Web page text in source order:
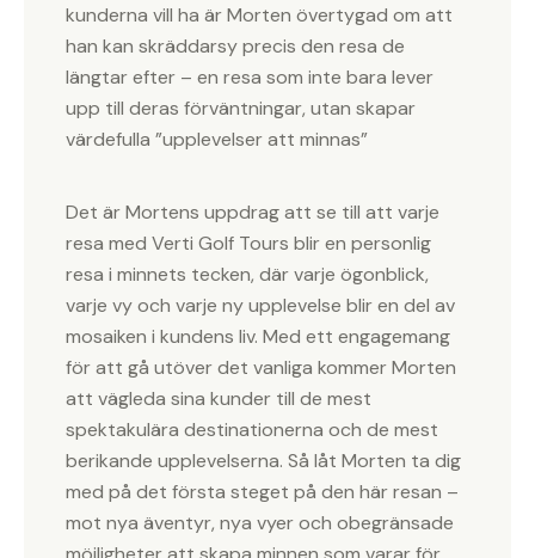
kunderna vill ha är Morten övertygad om att
han kan skräddarsy precis den resa de
längtar efter – en resa som inte bara lever
upp till deras förväntningar, utan skapar
värdefulla ”upplevelser att minnas”
Det är Mortens uppdrag att se till att varje
resa med Verti Golf Tours blir en personlig
resa i minnets tecken, där varje ögonblick,
varje vy och varje ny upplevelse blir en del av
mosaiken i kundens liv. Med ett engagemang
för att gå utöver det vanliga kommer Morten
att vägleda sina kunder till de mest
spektakulära destinationerna och de mest
berikande upplevelserna. Så låt Morten ta dig
med på det första steget på den här resan –
mot nya äventyr, nya vyer och obegränsade